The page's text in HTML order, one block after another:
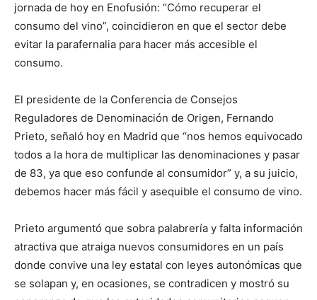
jornada de hoy en Enofusión: “Cómo recuperar el
consumo del vino”, coincidieron en que el sector debe
evitar la parafernalia para hacer más accesible el
consumo.
El presidente de la Conferencia de Consejos
Reguladores de Denominación de Origen, Fernando
Prieto, señaló hoy en Madrid que “nos hemos equivocado
todos a la hora de multiplicar las denominaciones y pasar
de 83, ya que eso confunde al consumidor” y, a su juicio,
debemos hacer más fácil y asequible el consumo de vino.
Prieto argumentó que sobra palabrería y falta información
atractiva que atraiga nuevos consumidores en un país
donde convive una ley estatal con leyes autonómicas que
se solapan y, en ocasiones, se contradicen y mostró su